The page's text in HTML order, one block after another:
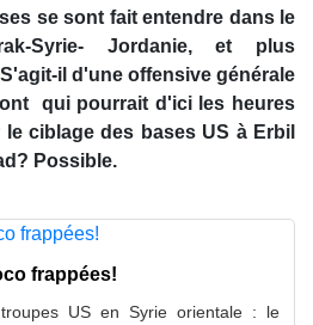
se sont fait entendre dans le
Syrie- Jordanie, et plus
il d'une offensive générale
qui pourrait d'ici les heures
ciblage des bases US à Erbil
Possible.
frappées!
US en Syrie orientale : le